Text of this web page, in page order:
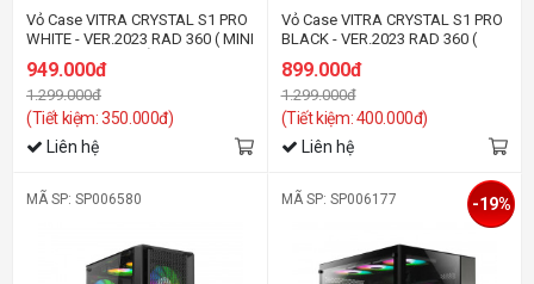
Vỏ Case VITRA CRYSTAL S1 PRO
WHITE - VER.2023 RAD 360 ( MINI
949.000đ
1.299.000đ
(Tiết kiệm: 350.000đ)
Liên hệ
Vỏ Case VITRA CRYSTAL S1 PRO
BLACK - VER.2023 RAD 360 (
899.000đ
1.299.000đ
(Tiết kiệm: 400.000đ)
Liên hệ
MÃ SP: SP006580 MÃ SP: SP006177 -19%